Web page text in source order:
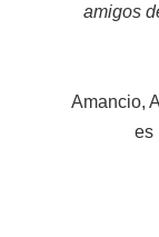
amigos
Amancio,
es